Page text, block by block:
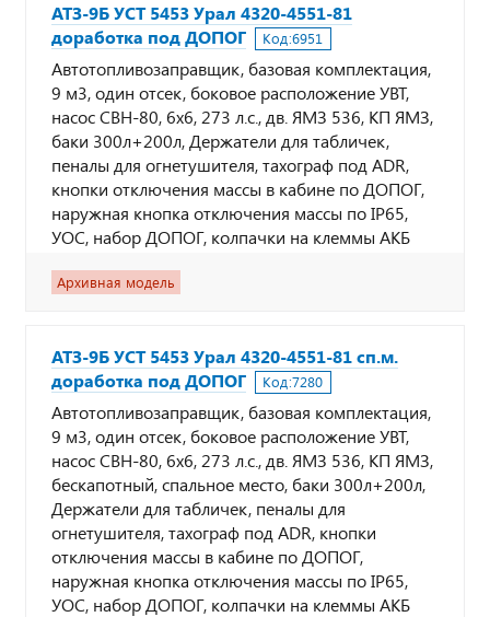
АТЗ-9Б УСТ 5453 Урал 4320-4551-81
доработка под ДОПОГ
Код:6951
Автотопливозаправщик, базовая комплектация,
9 м3, один отсек, боковое расположение УВТ,
насос СВН-80, 6х6, 273 л.с., дв. ЯМЗ 536, КП ЯМЗ,
баки 300л+200л, Держатели для табличек,
пеналы для огнетушителя, тахограф под ADR,
кнопки отключения массы в кабине по ДОПОГ,
наружная кнопка отключения массы по IP65,
УОС, набор ДОПОГ, колпачки на клеммы АКБ
Архивная модель
АТЗ-9Б УСТ 5453 Урал 4320-4551-81 сп.м.
доработка под ДОПОГ
Код:7280
Автотопливозаправщик, базовая комплектация,
9 м3, один отсек, боковое расположение УВТ,
насос СВН-80, 6х6, 273 л.с., дв. ЯМЗ 536, КП ЯМЗ,
бескапотный, спальное место, баки 300л+200л,
Держатели для табличек, пеналы для
огнетушителя, тахограф под ADR, кнопки
отключения массы в кабине по ДОПОГ,
наружная кнопка отключения массы по IP65,
УОС, набор ДОПОГ, колпачки на клеммы АКБ